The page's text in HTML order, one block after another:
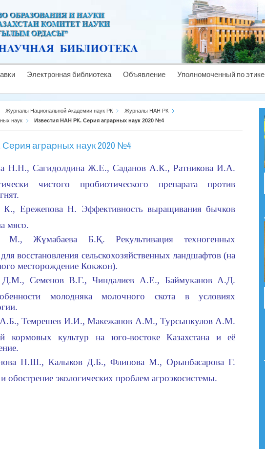
Электронная библиотека Объявление Уполномоченный по этике
Журналы Национальной Академии наук РК
Журналы НАН РК
наук
Известия НАН РК. Серия аграрных наук 2020 №4
аграрных наук 2020 №4
Н.Н., Сагидолдина Ж.Е., Саданов А.К., Ратникова И.А.
чистого пробиотического препарата против
К., Ережепова Н. Эффективность выращивания бычков
мясо.
М., Жұмабаева Б.Қ. Рекультивация техногенных
восстановления сельскохозяйственных ландшафтов (на
месторождение Кокжон).
Д.М., Семенов В.Г., Чиндалиев А.Е., Баймуканов А.Д.
молодняка молочного скота в условиях
Темрешев И.И., Макежанов А.М., Турсынкулов А.М.
кормовых культур на юго-востоке Казахстана и её
Н.Ш., Калыков Д.Б., Флипова М., Орынбасарова Г.
обострение экологических проблем агроэкосистемы.